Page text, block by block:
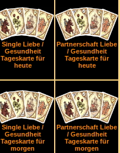
Single Liebe /
Gesundheit
Tageskarte für
heute
Partnerschaft Liebe
/ Gesundheit
Tageskarte für
heute
Single Liebe /
Gesundheit
Tageskarte für
morgen
Partnerschaft Liebe
/ Gesundheit
Tageskarte für
morgen